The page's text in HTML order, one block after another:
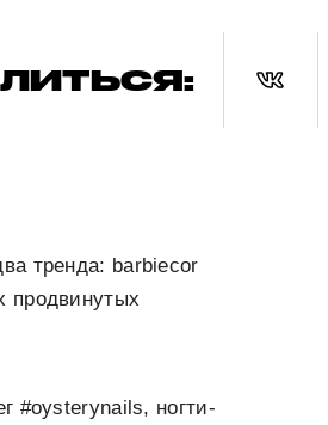
тренда: barbiecor
продвинутых
#oysterynails, ногти-